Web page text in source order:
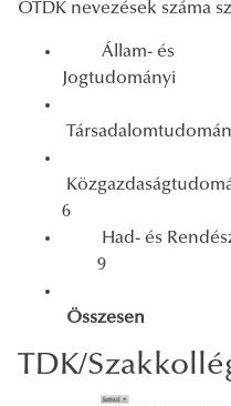
OTDK nevezések száma
Állam- és
6
Had- és
9
TDK/